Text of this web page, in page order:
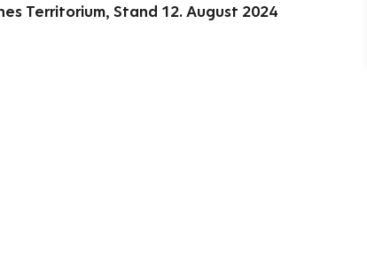
Territorium, Stand 12. August 2024